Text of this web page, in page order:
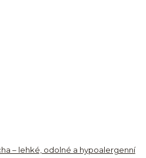
– lehké, odolné a hypoalergenní